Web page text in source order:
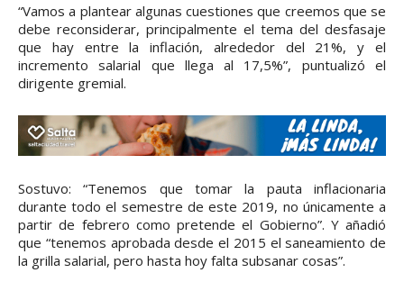
“Vamos a plantear algunas cuestiones que creemos que se
debe reconsiderar, principalmente el tema del desfasaje
que hay entre la inflación, alrededor del 21%, y el
incremento salarial que llega al 17,5%”, puntualizó el
dirigente gremial.
Sostuvo: “Tenemos que tomar la pauta inflacionaria
durante todo el semestre de este 2019, no únicamente a
partir de febrero como pretende el Gobierno”. Y añadió
que “tenemos aprobada desde el 2015 el saneamiento de
la grilla salarial, pero hasta hoy falta subsanar cosas”.